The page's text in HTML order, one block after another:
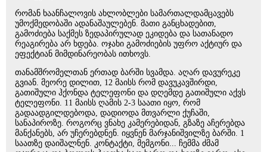
რომან ხაანჩალოვის ახლობლები სამართალდამცავებს
უმოქმედობაში ადანაშაულებენ. მათი განცხადებით,
გამოძიება საქმეს ზედაპირულად ეკიდება და სათანადო
რეაგირება არ ხდება. ოჯახი გამოძიების უფრო აქტიურ და
ეფექტიან მიმდინარეობას ითხოვს.
თანამშრომელთან ერთად ბარში სვამდა. აღარ დავურეკე
გვიან. მეორე დილით, 12 მაისს რომ დავუკავშირდი,
გათიშული ჰქონდა ტელეფონი და დღემდე გათიშული აქვს
ტელეფონი. 11 მაისს ღამის 2-3 საათი იყო, რომ
გადაადგილდებოდა, დადიოდა მთვარლი ქუჩაში,
სანაპიროზე. როგორც ვნახე კამერებიდან, გზაზე აჩერებდა
მანქანებს, არ უჩერებდნენ. იყვნენ მარჯანიშვილზე ბარში. 1
საათზე დაიშალნენ. კონტაქტი, მემგონი... ჩემმა ძმამ